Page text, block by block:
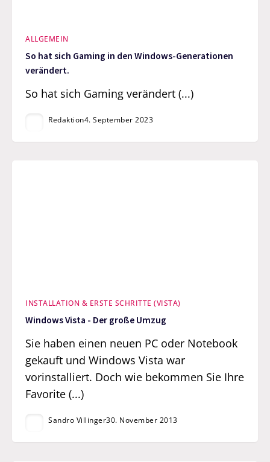
ALLGEMEIN
So hat sich Gaming in den Windows-Generationen
verändert.
So hat sich Gaming verändert (...)
Redaktion4. September 2023
INSTALLATION & ERSTE SCHRITTE (VISTA)
Windows Vista - Der große Umzug
Sie haben einen neuen PC oder Notebook
gekauft und Windows Vista war
vorinstalliert. Doch wie bekommen Sie Ihre
Favorite (...)
Sandro Villinger30. November 2013